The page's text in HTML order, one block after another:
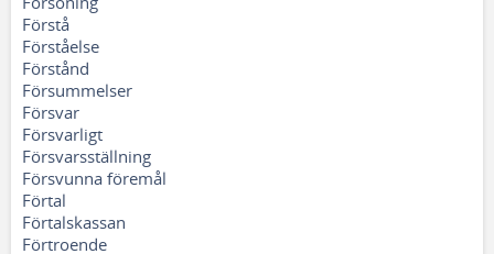
Förstå
Förståelse
Förstånd
Försummelser
Försvar
Försvarligt
Försvarsställning
Försvunna föremål
Förtal
Förtalskassan
Förtroende